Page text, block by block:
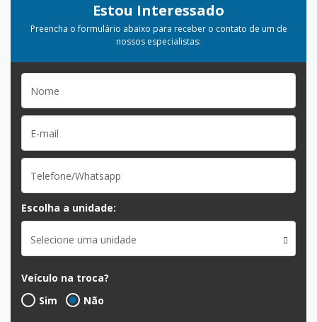
Estou Interessado
Preencha o formulário abaixo para receber o contato de um de
nossos especialistas:
Escolha a unidade:
Selecione uma unidade
Veículo na troca?
Sim
Não